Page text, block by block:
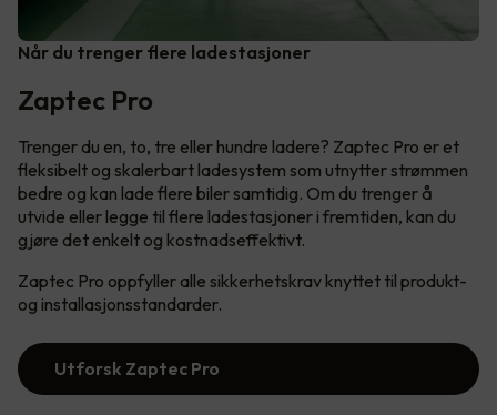
Når du trenger flere ladestasjoner
Zaptec Pro
Trenger du en, to, tre eller hundre ladere? Zaptec Pro er et
fleksibelt og skalerbart ladesystem som utnytter strømmen
bedre og kan lade flere biler samtidig. Om du trenger å
utvide eller legge til flere ladestasjoner i fremtiden, kan du
gjøre det enkelt og kostnadseffektivt.
Zaptec Pro oppfyller alle sikkerhetskrav knyttet til produkt-
og installasjonsstandarder.
Utforsk Zaptec Pro